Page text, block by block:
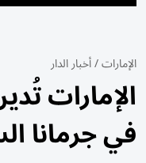
الإمارات/أخبار الدار
الإمارات
في جرمانا